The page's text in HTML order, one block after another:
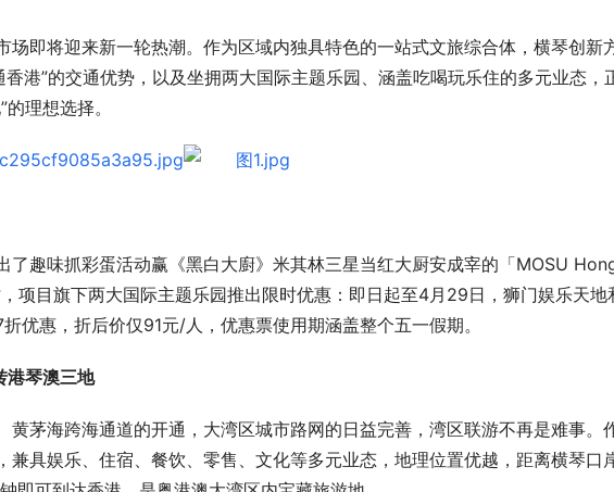
场即将迎来新一轮热潮。作为区域内独具特色的一站式文旅综合体，横琴创新
港”的交通优势，以及坐拥两大国际主题乐园、涵盖吃喝玩乐住的多元业态，
理想选择。
了趣味抓彩蛋活动赢《黑白大廚》米其林三星当红大厨安成宰的「MOSU
项目旗下两大国际主题乐园推出限时优惠：即日起至4月29日，狮门娱乐天地
优惠，折后价仅91元/人，优惠票使用期涵盖整个五一假期。
港琴澳三地
黄茅海跨海通道的开通，大湾区城市路网的日益完善，湾区联游不再是难事。
兼具娱乐、住宿、餐饮、零售、文化等多元业态，地理位置优越，距离横琴口